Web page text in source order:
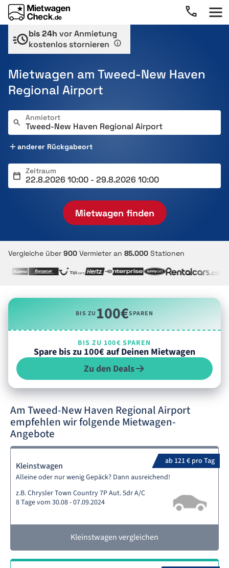
bis 24h vor Anmietung
kostenlos stornieren
Mietwagen am Tweed-New Haven
Regional Airport
Anmietort
anderer Rückgabeort
Zeitraum
Mietwagen finden
Vergleiche über 900 Vermieter an 85.000 Stationen
BIS ZU100€SPAREN
BIS ZU 100€ SPAREN
Spare bis zu 100€ auf Deinen Mietwagen
Zu den Deals
Am Tweed-New Haven Regional Airport
empfehlen wir folgende Mietwagen-
Angebote
ab 121 € pro Tag
Kleinstwagen
Alleine oder nur wenig Gepäck? Dann ausreichend!
z.B. Chrysler Town Country 7P Aut. 5dr A/C
8 Tage vom 30.08 - 07.09.2024
Kleinstwagen vergleichen